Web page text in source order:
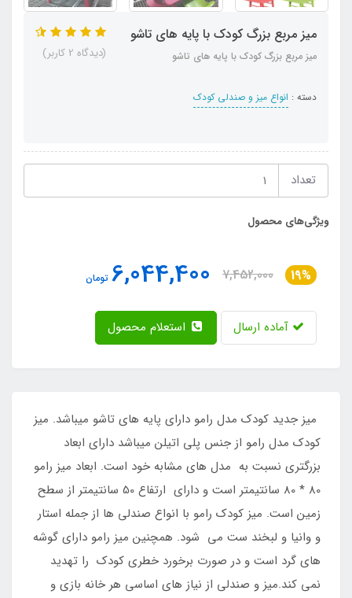
میز مربع بزرگ کودک با پایه های تاشو
میز مربع بزرگ کودک با پایه های تاشو
دسته : انواع میز و صندلی کودک
(دیدگاه 2 کاربر)
تعداد
ویژگی‌های محصول
19%
7,452,000
6,044,400 تومان
آماده ارسال
میز جدید کودک مدل رامو دارای پایه های تاشو میباشد. میز
کودک مدل رامو از جنس پلی اتیلن میباشد دارای ابعاد
بزرگتری نسبت به مدل های مشابه خود است. ابعاد میز رامو
80 * 80 سانتیمتر است و دارای ارتفاع 50 سانتیمتر از سطح
زمین است. میز کودک رامو با انواع صندلی ها از جمله استار
و وانیا و لبخند ست می شود. همچنین میز رامو دارای گوشه
های گرد است و در صورت برخورد خطری کودک را تهدید
نمی کند.میز و صندلی از نیاز های اساسی هر خانه بازی و